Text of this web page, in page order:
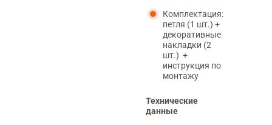
Комплектация:
петля (1 шт.) +
декоративные
накладки (2
шт.) +
инструкция по
монтажу
Технические
данные